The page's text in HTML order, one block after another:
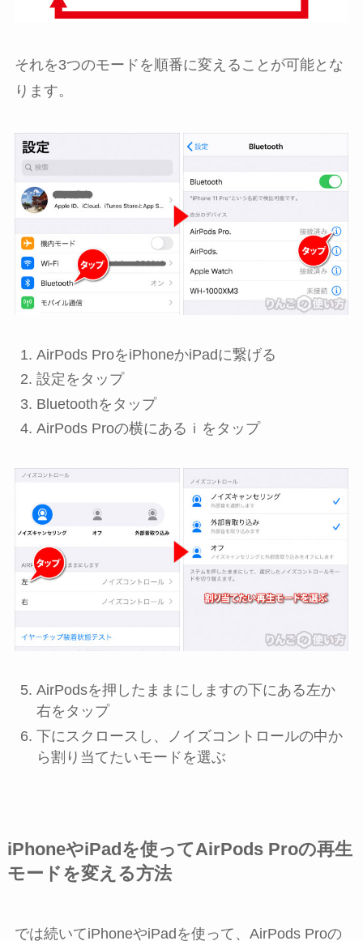
それを3つのモードを順番に変えることが可能とな
ります。
AirPods ProをiPhoneかiPadに繋げる
設定 をタップ
Bluetoothをタップ
AirPods Proの横にある ｉ をタップ
AirPodsを押したままにしますの下にある左か
右をタップ
下にスクロースし、
ノイズコントロールの中か
ら割り当てたいモードを選ぶ
iPhoneやiPadを使ってAirPods Proの再生
モードを変える方法
では続いてiPhoneやiPadを使って、AirPods Proの